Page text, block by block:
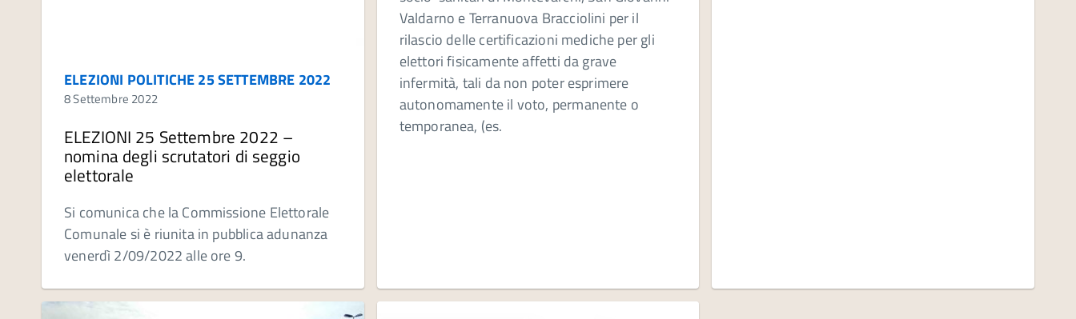
ELEZIONI POLITICHE 25 SETTEMBRE 2022
8 Settembre 2022
ELEZIONI 25 Settembre 2022 –
nomina degli scrutatori di seggio
elettorale
Si comunica che la Commissione Elettorale
Comunale si è riunita in pubblica adunanza
venerdì 2/09/2022 alle ore 9.
Valdarno e Terranuova Bracciolini per il
rilascio delle certificazioni mediche per gli
elettori fisicamente affetti da grave
infermità, tali da non poter esprimere
autonomamente il voto, permanente o
temporanea, (es.